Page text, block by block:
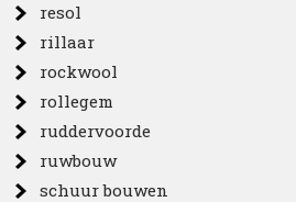
resol
rillaar
rockwool
rollegem
ruddervoorde
ruwbouw
schuur bouwen